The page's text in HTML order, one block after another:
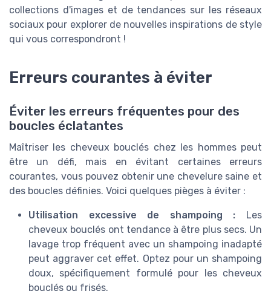
collections d'images et de tendances sur les réseaux
sociaux pour explorer de nouvelles inspirations de style
qui vous correspondront !
Erreurs courantes à éviter
Éviter les erreurs fréquentes pour des
boucles éclatantes
Maîtriser les cheveux bouclés chez les hommes peut
être un défi, mais en évitant certaines erreurs
courantes, vous pouvez obtenir une chevelure saine et
des boucles définies. Voici quelques pièges à éviter :
Utilisation excessive de shampoing : Les
cheveux bouclés ont tendance à être plus secs. Un
lavage trop fréquent avec un shampoing inadapté
peut aggraver cet effet. Optez pour un shampoing
doux, spécifiquement formulé pour les cheveux
bouclés ou frisés.